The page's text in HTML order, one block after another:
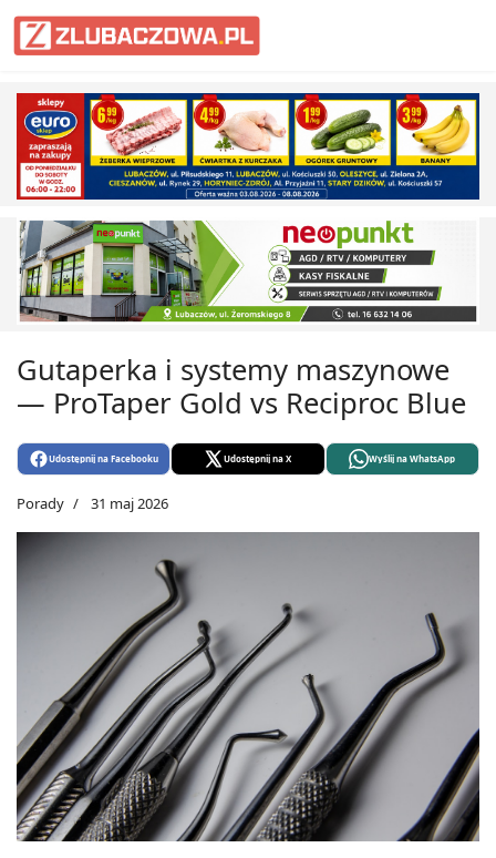
Informacje Lubaczów, powiat
Gutaperka i systemy maszynowe
— ProTaper Gold vs Reciproc Blue
Udostępnij na Facebooku Udostępnij na X Wyślij na WhatsApp
Porady 31 maj 2026